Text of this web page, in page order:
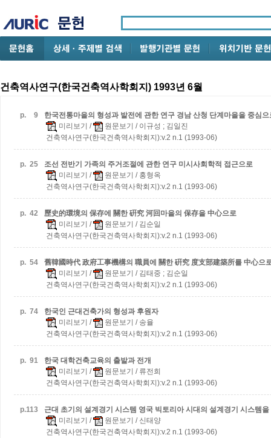
건축역사연구(한국건축역사학회지) 1993년 6월
p. 9 한국전통마을의 형성과 발전에 관한 연구 경남 산청 단계마을을 중심으
미리보기 / 원문보기 / 이규성 ; 김일진
건축역사연구(한국건축역사학회지):v.2 n.1 (1993-06)
p. 25 조선 전반기 가족의 주거조절에 관한 연구 미시사회학적 접근으로
미리보기 / 원문보기 / 홍형옥
건축역사연구(한국건축역사학회지):v.2 n.1 (1993-06)
p. 42 歷史的環境의 保存에 關한 硏究 河回마을의 保存을 中心으로
미리보기 / 원문보기 / 김순일
건축역사연구(한국건축역사학회지):v.2 n.1 (1993-06)
p. 54 舊韓國時代 政府工事機構의 職員에 關한 硏究 度支部建築所를 中心으
미리보기 / 원문보기 / 김태중 ; 김순일
건축역사연구(한국건축역사학회지):v.2 n.1 (1993-06)
p. 74
한국인 근대건축가의 형성과 후원자
미리보기 / 원문보기 / 송율
건축역사연구(한국건축역사학회지):v.2 n.1 (1993-06)
p. 91
한국 대학건축교육의 출발과 전개
미리보기 / 원문보기 / 류전희
건축역사연구(한국건축역사학회지):v.2 n.1 (1993-06)
p.113 근대 초기의 설계경기 시스템 영국 빅토리아 시대의 설계경기 시스템을
미리보기 / 원문보기 / 신태양
건축역사연구(한국건축역사학회지):v.2 n.1 (1993-06)